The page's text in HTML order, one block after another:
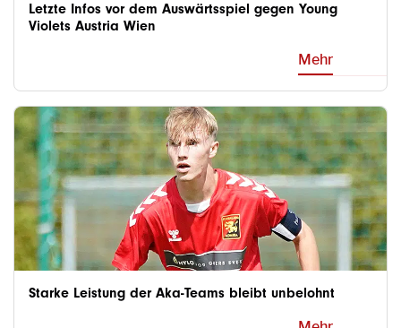
Letzte Infos vor dem Auswärtsspiel gegen Young
Violets Austria Wien
Mehr
Starke Leistung der Aka-Teams bleibt unbelohnt